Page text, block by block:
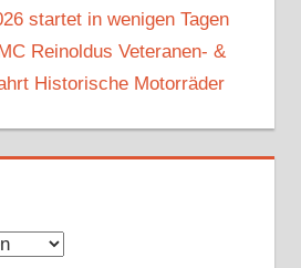
startet in wenigen Tagen
Reinoldus Veteranen- &
Historische Motorräder